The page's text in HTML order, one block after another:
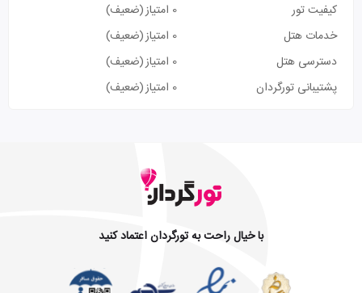
کیفیت تور 0 امتیاز
(ضعیف)
خدمات هتل
0 امتیاز
(ضعیف)
دسترسی هتل
0 امتیاز
(ضعیف)
پشتیبانی تورگردان
0 امتیاز (ضعیف)
با خیال راحت به تورگردان اعتماد کنید